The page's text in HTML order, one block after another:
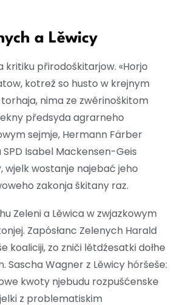
a Lěwicy
kritiku přirodoškitarjow. «Horjo
kotrež so husto w krejnym
nima ze zwěrinoškitom
předsyda agrarneho
sejmje, Hermann Färber
SPD Isabel Mackensen-Geis
wjelk wostanje najebać jeho
zakonja škitany raz.
Zeleni a Lěwica w zwjazkowym
Zapósłanc Zelenych Harald
koaliciji, zo zniči lětdźesatki dołhe
Sascha Wagner z Lěwicy hóršeše:
kwoty njebudu rozpušćenske
z problematiskim